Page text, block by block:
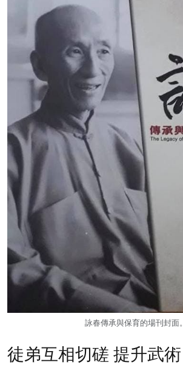
詠春傳承與保育的場刊封面。
徒弟互相切磋 提升武術